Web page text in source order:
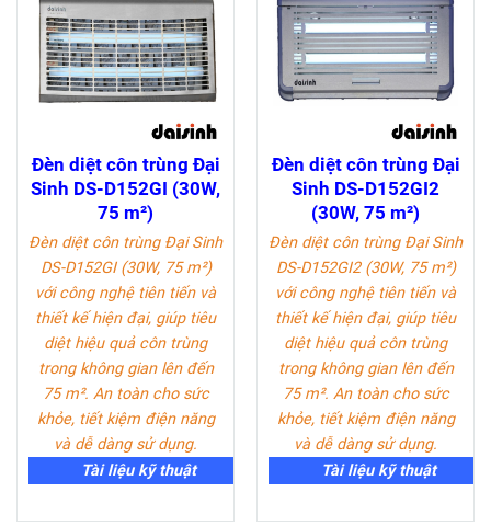
Đèn diệt côn trùng Đại
Sinh DS-D152GI (30W,
75 m²)
Đèn diệt côn trùng Đại Sinh
DS-D152GI (30W, 75 m²)
với công nghệ tiên tiến và
thiết kế hiện đại, giúp tiêu
diệt hiệu quả côn trùng
trong không gian lên đến
75 m². An toàn cho sức
khỏe, tiết kiệm điện năng
và dễ dàng sử dụng.
Tài liệu kỹ thuật
Đèn diệt côn trùng Đại
Sinh DS-D152GI2
(30W, 75 m²)
Đèn diệt côn trùng Đại Sinh
DS-D152GI2 (30W, 75 m²)
với công nghệ tiên tiến và
thiết kế hiện đại, giúp tiêu
diệt hiệu quả côn trùng
trong không gian lên đến
75 m². An toàn cho sức
khỏe, tiết kiệm điện năng
và dễ dàng sử dụng.
Tài liệu kỹ thuật